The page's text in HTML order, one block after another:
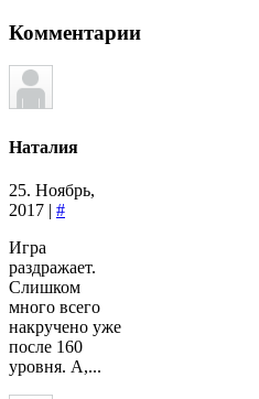
Комментарии
Наталия
25. Ноябрь,
2017 | #
Игра
раздражает.
Слишком
много всего
накручено уже
после 160
уровня. А,...